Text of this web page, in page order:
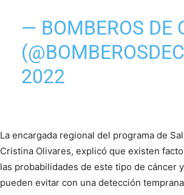
— BOMBEROS DE
2022
La encargada regional del programa de
Cristina Olivares, explicó que existen
las probabilidades de este tipo de cáncer
pueden evitar con una detección